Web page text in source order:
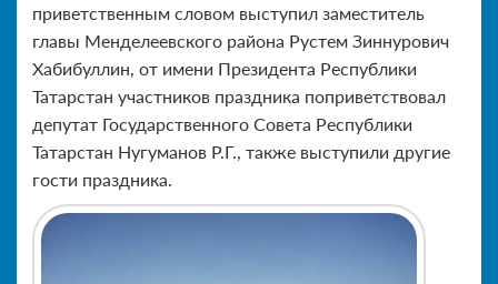
приветственным словом выступил заместитель
главы Менделеевского района Рустем Зиннурович
Хабибуллин, от имени Президента Республики
Татарстан участников праздника поприветствовал
депутат Государственного Совета Республики
Татарстан Нугуманов Р.Г., также выступили другие
гости праздника.